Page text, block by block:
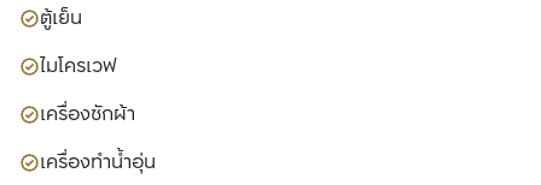
ตู้เย็น
ไมโครเวฟ
เครื่องซักผ้า
เครื่องทำน้ำอุ่น